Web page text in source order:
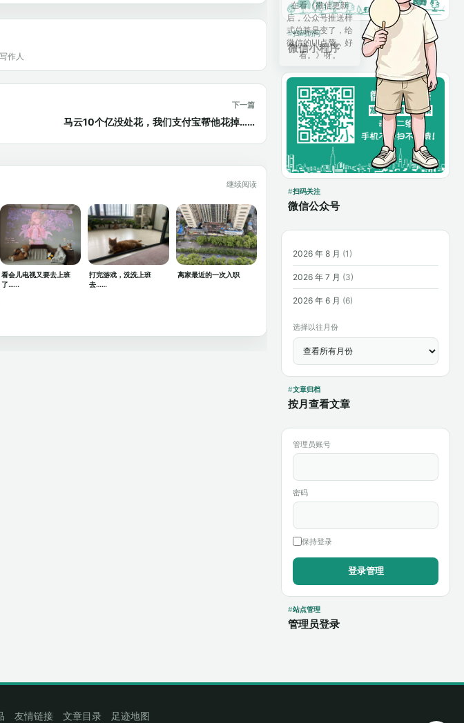
扫码访问
微信小程序
扫码关注
微信公众号
2026 年 8 月 (1)
2026 年 7 月 (3)
2026 年 6 月 (6)
选择以往月份
文章归档
按月查看文章
管理员账号
密码
保持登录
站点管理
管理员登录
作人
下一篇
马云10个亿没处花，我们支付宝帮他花掉……
继续阅读
看会儿电视又要去上班
了……
打完游戏，洗洗上班
去……
离家最近的一次入职
友情链接 文章目录 足迹地图